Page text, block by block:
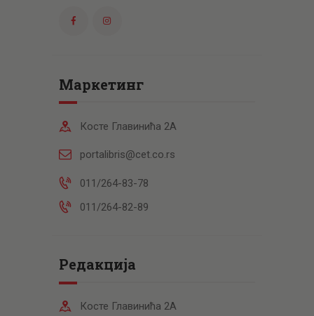
Маркетинг
Косте Главинића 2А
portalibris@cet.co.rs
011/264-83-78
011/264-82-89
Редакција
Косте Главинића 2А